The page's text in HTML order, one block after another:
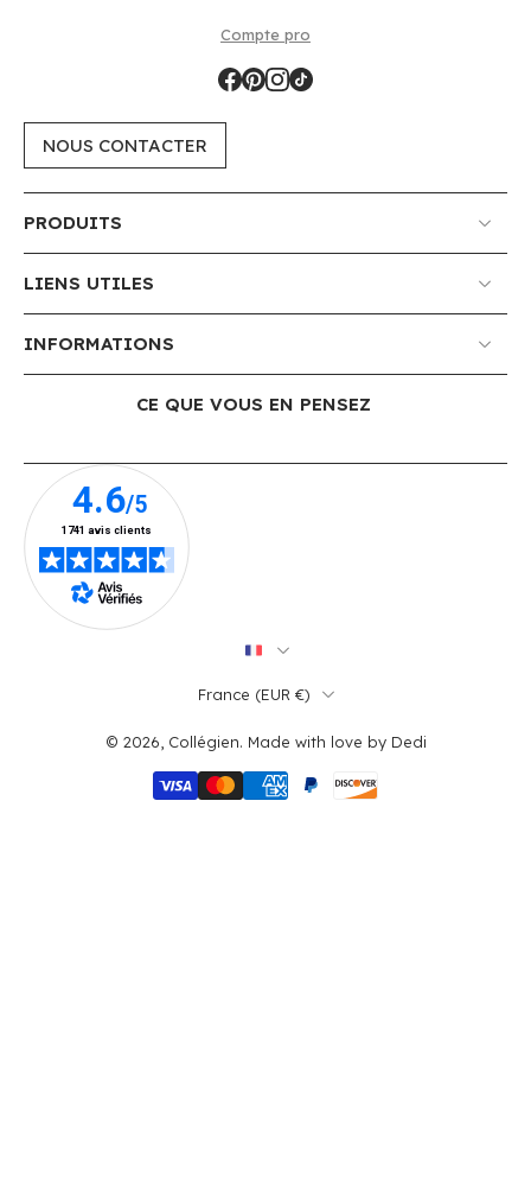
Compte pro
NOUS CONTACTER
PRODUITS
LIENS UTILES
INFORMATIONS
CE QUE VOUS EN PENSEZ
France ‎(EUR €)‎
© 2026, Collégien. Made with love by Dedi